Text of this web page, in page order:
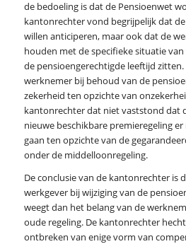
de bedoeling is dat de Pensioenwet
kantonrechter vond begrijpelijk dat
willen anticiperen, maar ook dat de
houden met de specifieke situatie
de pensioengerechtigde leeftijd
werknemer bij behoud van de
zekerheid ten opzichte van
kantonrechter dat niet vaststond dat
nieuwe beschikbare premieregeling
gaan ten opzichte van de
onder de middelloonregeling.
De conclusie van de kantonrechter is
werkgever bij wijziging van de
weegt dan het belang van de
oude regeling. De kantonrechter
ontbreken van enige vorm van